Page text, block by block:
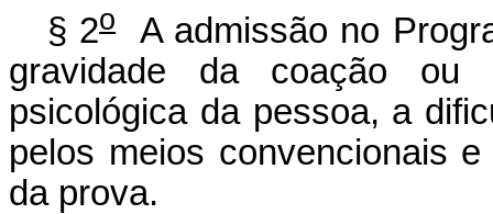
§ 2oA admissão no
gravidade da coação ou
psicológica da pessoa, a
pelos meios convencionais
da prova.